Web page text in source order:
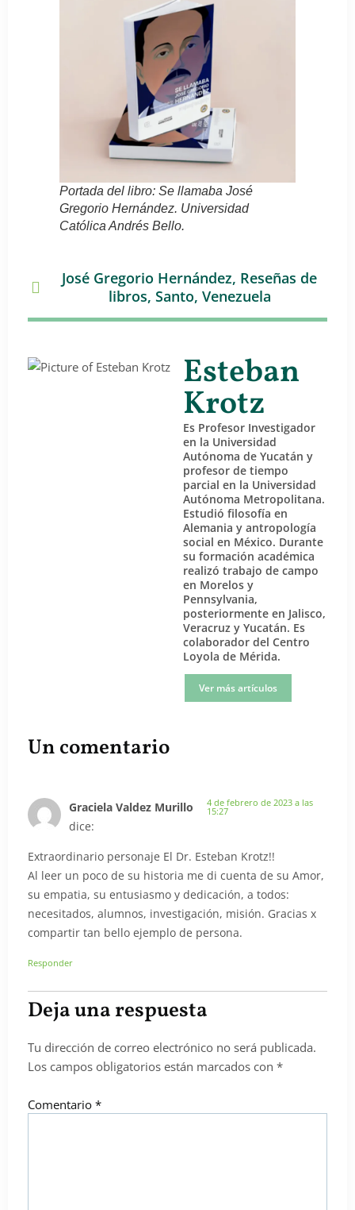
Portada del libro: Se llamaba José
Gregorio Hernández. Universidad
Católica Andrés Bello.
José Gregorio Hernández, Reseñas de
libros, Santo, Venezuela
Esteban
Krotz
Es Profesor Investigador
en la Universidad
Autónoma de Yucatán y
profesor de tiempo
parcial en la Universidad
Autónoma Metropolitana.
Estudió filosofía en
Alemania y antropología
social en México. Durante
su formación académica
realizó trabajo de campo
en Morelos y
Pennsylvania,
posteriormente en Jalisco,
Veracruz y Yucatán. Es
colaborador del Centro
Loyola de Mérida.
Ver más artículos
Un comentario
Graciela Valdez Murillo
dice:
4 de febrero de 2023 a las
15:27
Extraordinario personaje El Dr. Esteban Krotz!!
Al leer un poco de su historia me di cuenta de su Amor,
su empatia, su entusiasmo y dedicación, a todos:
necesitados, alumnos, investigación, misión. Gracias x
compartir tan bello ejemplo de persona.
Responder
Deja una respuesta
Tu dirección de correo electrónico no será publicada.
Los campos obligatorios están marcados con *
Comentario *